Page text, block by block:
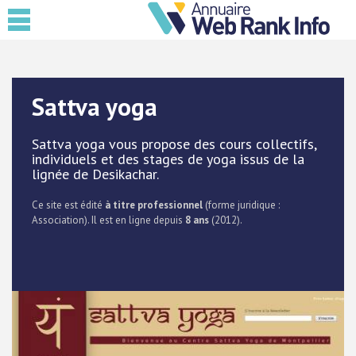
Sattva yoga
Sattva yoga vous propose des cours collectifs,
individuels et des stages de yoga issus de la
lignée de Desikachar.
Ce site est édité à titre professionnel (forme juridique :
Association). Il est en ligne depuis 8 ans (2012).